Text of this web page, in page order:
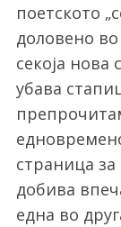
поетското
доловено во
секоја нова
убава
страница за
добива
една во